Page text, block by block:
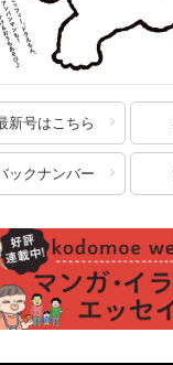
新号はこちら
ックナンバー